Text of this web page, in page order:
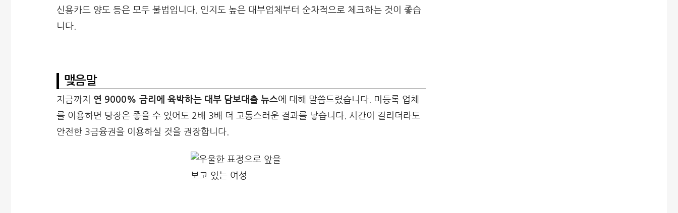
신용카드 양도 등은 모두 불법입니다. 인지도 높은 대부업체부터 순차적으로 체크하는 것이 좋습
니다.
맺음말
지금까지 연 9000% 금리에 육박하는 대부 담보대출 뉴스에 대해 말씀드렸습니다. 미등록 업체
를 이용하면 당장은 좋을 수 있어도 2배 3배 더 고통스러운 결과를 낳습니다. 시간이 걸리더라도
안전한 3금융권을 이용하실 것을 권장합니다.